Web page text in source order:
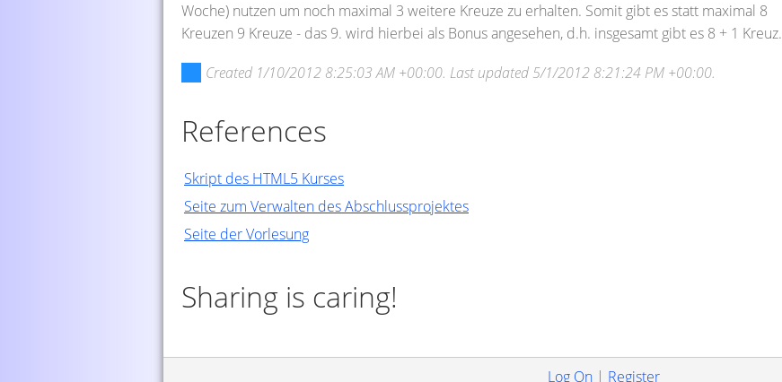
Woche) nutzen um noch maximal 3 weitere Kreuze zu erhalten. Somit gibt es statt maximal 8
Kreuzen 9 Kreuze - das 9. wird hierbei als Bonus angesehen, d.h. insgesamt gibt es 8 + 1 Kreuz.
Created 1/10/2012 8:25:03 AM +00:00. Last updated 5/1/2012 8:21:24 PM +00:00.
References
Skript des HTML5 Kurses
Seite zum Verwalten des Abschlussprojektes
Seite der Vorlesung
Sharing is caring!
Log On| Register